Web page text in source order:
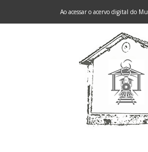
Ao acessar o acervo digital do